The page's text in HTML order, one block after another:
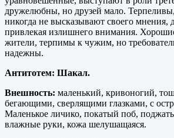
дружелюбны, но друзей мало.
никогда не высказывают своего мнения,
привлекая излишнего внимания.
жители, терпимы к чужим, но
надежны.
Антитотем: Шакал.
Внешность: маленький, кривоногий,
бегающими, сверлящими глазками, с
Маленькое личико, покатый поб,
влажные руки, кожа шелушащаяся.